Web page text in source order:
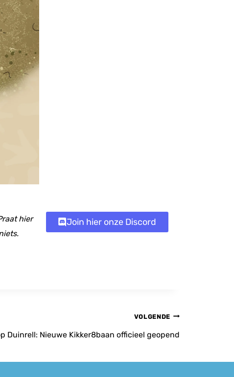
hier
Join hier onze Discord
VOLGENDE
Duinrell: Nieuwe Kikker8baan officieel geopend